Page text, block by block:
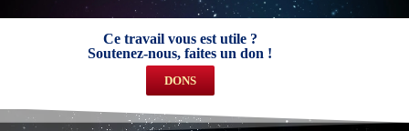
Ce travail vous est utile ?
Soutenez-nous, faites un don !
DONS